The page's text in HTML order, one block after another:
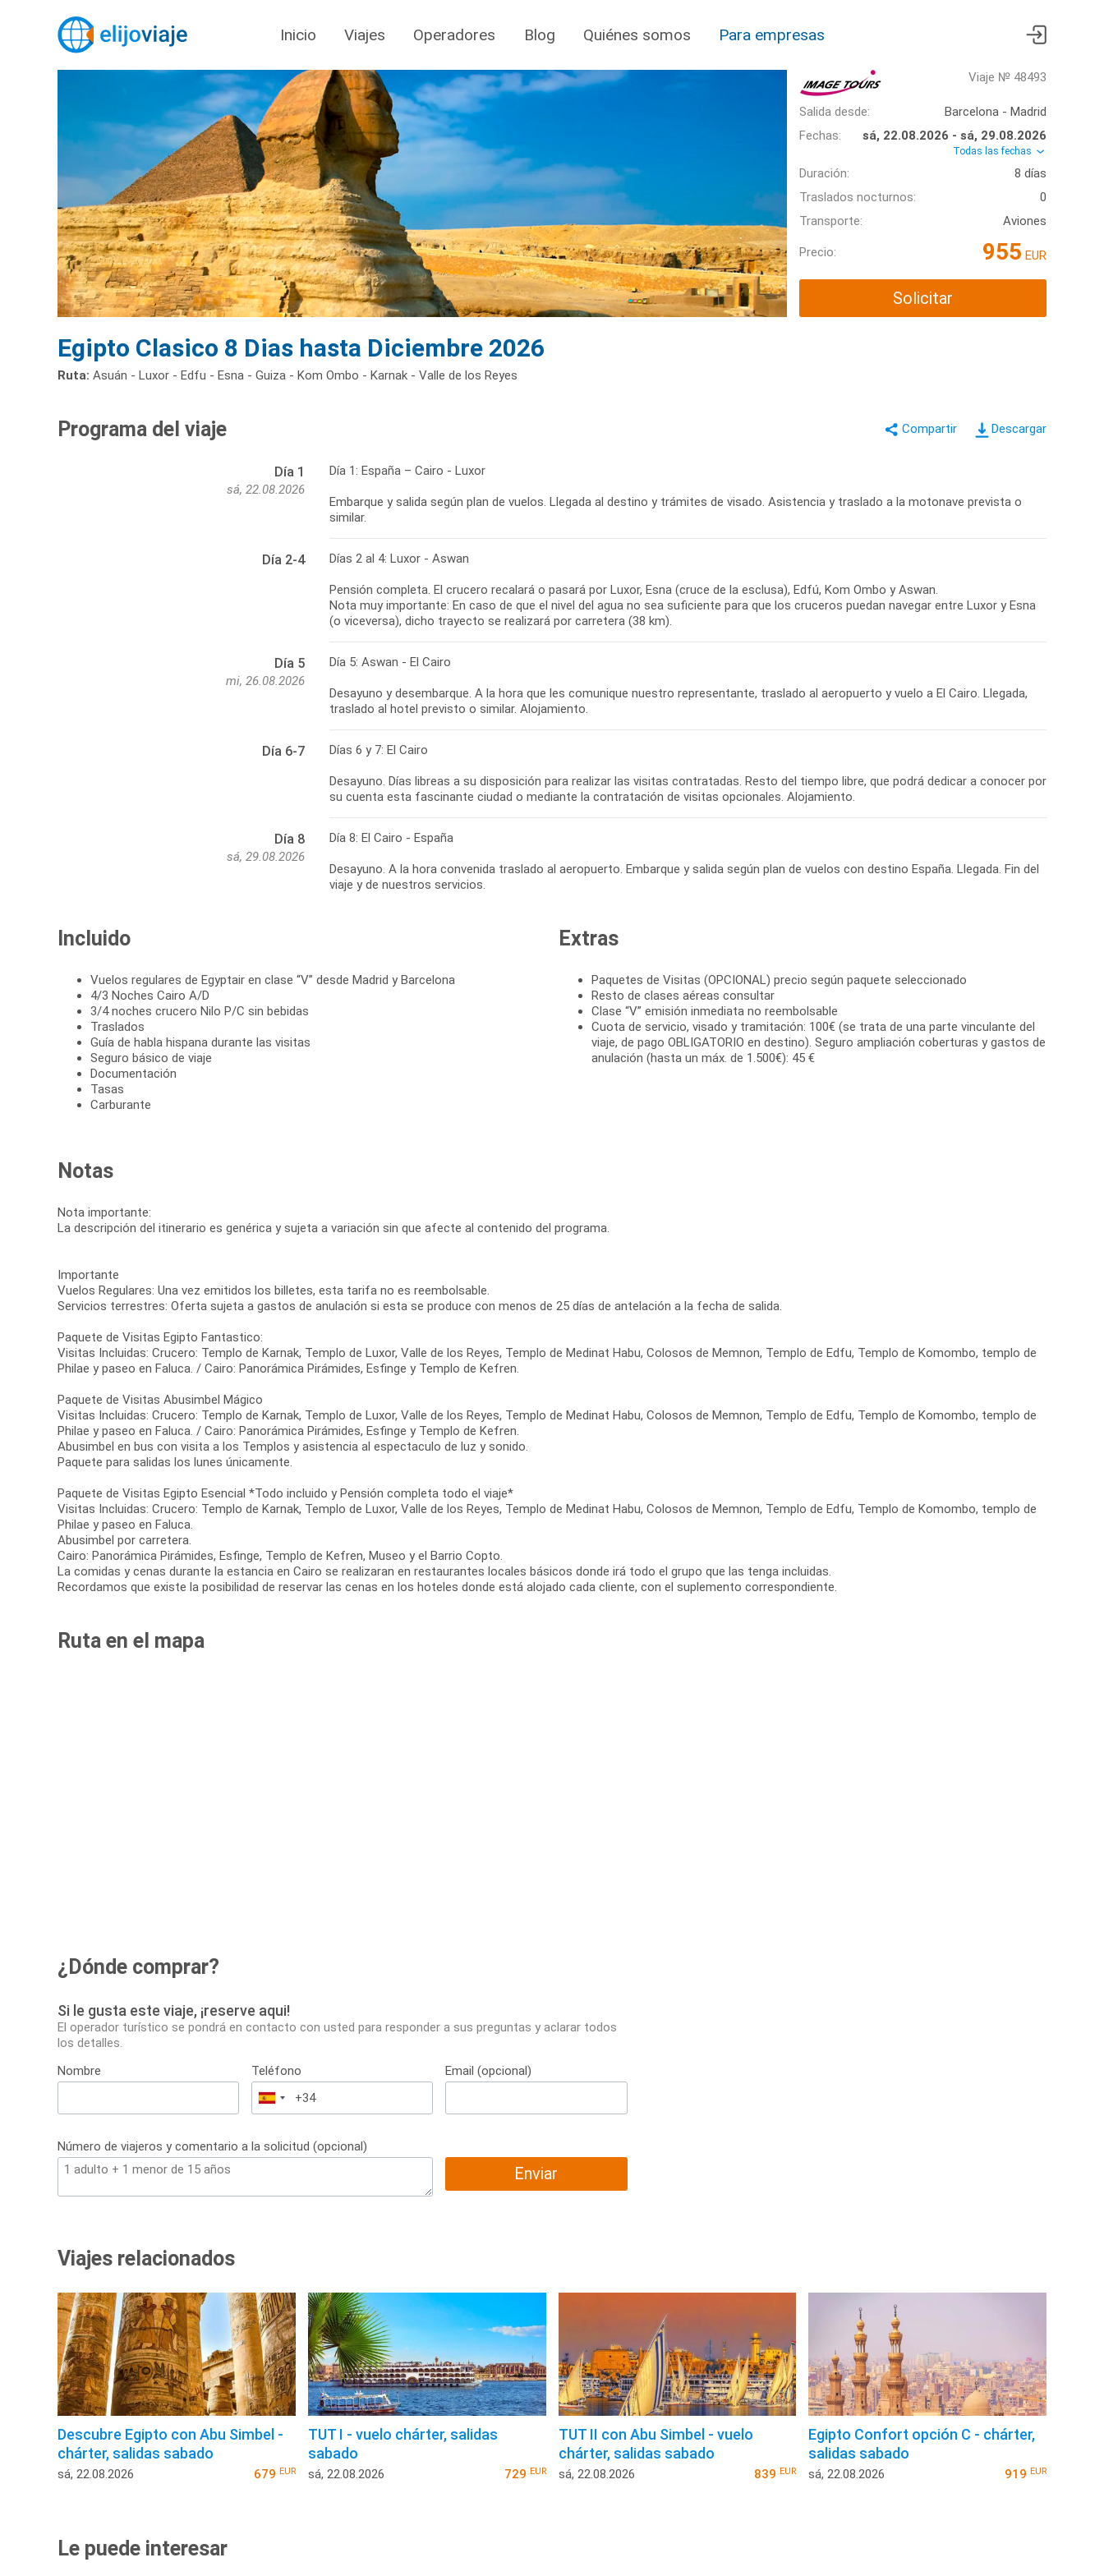
Inicio Viajes Operadores Blog Quiénes somos Para empresas
Viaje № 48493
Salida desde:
Barcelona - Madrid
Fechas:
sá, 22.08.2026 - sá, 29.08.2026
Todas las fechas
Duración:
8 días
Traslados nocturnos:
0
Transporte:
Aviones
Precio: 955 EUR
Solicitar
Egipto Clasico 8 Dias hasta Diciembre 2026
Ruta: Asuán - Luxor - Edfu - Esna - Guiza - Kom Ombo - Karnak - Valle de los Reyes
Descargar
Programa del viaje
Día 1
sá, 22.08.2026
Día 1: España – Cairo - Luxor
Embarque y salida según plan de vuelos. Llegada al destino y trámites de visado. Asistencia y traslado a la motonave prevista o
similar.
Día 2-4 Días 2 al 4: Luxor - Aswan
Pensión completa. El crucero recalará o pasará por Luxor, Esna (cruce de la esclusa), Edfú, Kom Ombo y Aswan.
Nota muy importante: En caso de que el nivel del agua no sea suficiente para que los cruceros puedan navegar entre Luxor y Esna
(o viceversa), dicho trayecto se realizará por carretera (38 km).
Día 5
mi, 26.08.2026
Día 5: Aswan - El Cairo
Desayuno y desembarque. A la hora que les comunique nuestro representante, traslado al aeropuerto y vuelo a El Cairo. Llegada,
traslado al hotel previsto o similar. Alojamiento.
Día 6-7 Días 6 y 7: El Cairo
Desayuno. Días libreas a su disposición para realizar las visitas contratadas. Resto del tiempo libre, que podrá dedicar a conocer por
su cuenta esta fascinante ciudad o mediante la contratación de visitas opcionales. Alojamiento.
Día 8
sá, 29.08.2026
Día 8: El Cairo - España
Desayuno. A la hora convenida traslado al aeropuerto. Embarque y salida según plan de vuelos con destino España. Llegada. Fin del
viaje y de nuestros servicios.
Incluido
Vuelos regulares de Egyptair en clase “V” desde Madrid y Barcelona
4/3 Noches Cairo A/D
3/4 noches crucero Nilo P/C sin bebidas
Traslados
Guía de habla hispana durante las visitas
Seguro básico de viaje
Documentación
Tasas
Carburante
Extras
Paquetes de Visitas (OPCIONAL) precio según paquete seleccionado
Resto de clases aéreas consultar
Clase “V” emisión inmediata no reembolsable
Cuota de servicio, visado y tramitación: 100€ (se trata de una parte vinculante del
viaje, de pago OBLIGATORIO en destino). Seguro ampliación coberturas y gastos de
anulación (hasta un máx. de 1.500€): 45 €
Notas
Nota importante:
La descripción del itinerario es genérica y sujeta a variación sin que afecte al contenido del programa.
Importante
Vuelos Regulares: Una vez emitidos los billetes, esta tarifa no es reembolsable.
Servicios terrestres: Oferta sujeta a gastos de anulación si esta se produce con menos de 25 días de antelación a la fecha de salida.
Paquete de Visitas Egipto Fantastico:
Visitas Incluidas: Crucero: Templo de Karnak, Templo de Luxor, Valle de los Reyes, Templo de Medinat Habu, Colosos de Memnon, Templo de Edfu, Templo de Komombo, templo de
Philae y paseo en Faluca. / Cairo: Panorámica Pirámides, Esfinge y Templo de Kefren.
Paquete de Visitas Abusimbel Mágico
Visitas Incluidas: Crucero: Templo de Karnak, Templo de Luxor, Valle de los Reyes, Templo de Medinat Habu, Colosos de Memnon, Templo de Edfu, Templo de Komombo, templo de
Philae y paseo en Faluca. / Cairo: Panorámica Pirámides, Esfinge y Templo de Kefren.
Abusimbel en bus con visita a los Templos y asistencia al espectaculo de luz y sonido.
Paquete para salidas los lunes únicamente.
Paquete de Visitas Egipto Esencial *Todo incluido y Pensión completa todo el viaje*
Visitas Incluidas: Crucero: Templo de Karnak, Templo de Luxor, Valle de los Reyes, Templo de Medinat Habu, Colosos de Memnon, Templo de Edfu, Templo de Komombo, templo de
Philae y paseo en Faluca.
Abusimbel por carretera.
Cairo: Panorámica Pirámides, Esfinge, Templo de Kefren, Museo y el Barrio Copto.
La comidas y cenas durante la estancia en Cairo se realizaran en restaurantes locales básicos donde irá todo el grupo que las tenga incluidas.
Recordamos que existe la posibilidad de reservar las cenas en los hoteles donde está alojado cada cliente, con el suplemento correspondiente.
Ruta en el mapa
¿Dónde comprar?
Si le gusta este viaje, ¡reserve aqui!
El operador turístico se pondrá en contacto con usted para responder a sus preguntas y aclarar todos
los detalles.
Nombre
Teléfono
España
+34
Email (opcional)
Número de viajeros y comentario a la solicitud (opcional)
Enviar
Viajes relacionados
Descubre Egipto con Abu Simbel -
chárter, salidas sabado
sá, 22.08.2026 679 EUR
TUT I - vuelo chárter, salidas
sabado
sá, 22.08.2026 729 EUR
TUT II con Abu Simbel - vuelo
chárter, salidas sabado
sá, 22.08.2026 839EUR
Egipto Confort opción C - chárter,
salidas sabado
sá, 22.08.2026 919 EUR
Le puede interesar